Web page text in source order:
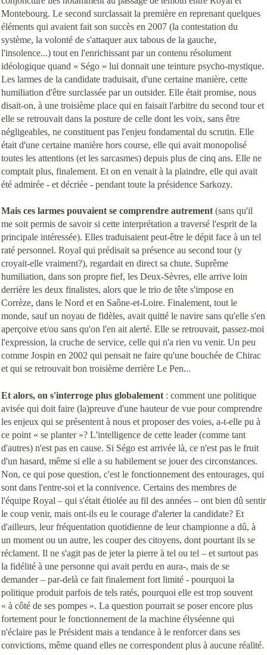
Montebourg. Le second surclassait la première en reprenant quelques
éléments qui avaient fait son succès en 2007 (la contestation du
système, la volonté de s'attaquer aux tabous de la gauche,
l'insolence...) tout en l'enrichissant par un contenu résolument
idéologique quand « Ségo » lui donnait une teinture psycho-mystique.
Les larmes de la candidate traduisait, d'une certaine manière, cette
humiliation d'être surclassée par un outsider. Elle était promise, nous
disait-on, à une troisième place qui en faisait l'arbitre du second tour et
elle se retrouvait dans la posture de celle dont les voix, sans être
négligeables, ne constituent pas l'enjeu fondamental du scrutin. Elle
était d'une certaine manière hors course, elle qui avait monopolisé
toutes les attentions (et les sarcasmes) depuis plus de cinq ans. Elle ne
comptait plus, finalement. Et on en venait à la plaindre, elle qui avait
été admirée - et décriée - pendant toute la présidence Sarkozy.
Mais ces larmes pouvaient se comprendre autrement(sans qu'il
me soit permis de savoir si cette interprétation a traversé l'esprit de la
principale intéressée). Elles traduisaient peut-être le dépit face à un tel
raté personnel. Royal qui prédisait sa présence au second tour (y
croyait-elle vraiment?), regardait en direct sa chute. Suprême
humiliation, dans son propre fief, les Deux-Sèvres, elle arrive loin
derrière les deux finalistes, alors que le trio de tête s'impose en
Corrèze, dans le Nord et en Saône-et-Loire. Finalement, tout le
monde, sauf un noyau de fidèles, avait quitté le navire sans qu'elle s'en
aperçoive et/ou sans qu'on l'en ait alerté. Elle se retrouvait, passez-moi
l'expression, la cruche de service, celle qui n'a rien vu venir. Un peu
comme Jospin en 2002 qui pensait ne faire qu'une bouchée de Chirac
et qui se retrouvait bon troisième derrière Le Pen...
Et alors, on s'interroge plus globalement : comment une politique
avisée qui doit faire (la)preuve d'une hauteur de vue pour comprendre
les enjeux qui se présentent à nous et proposer des voies, a-t-elle pu à
ce point « se planter »? L'intelligence de cette leader (comme tant
d'autres) n'est pas en cause. Si Ségo est arrivée là, ce n'est pas le fruit
d'un hasard, même si elle a su habilement se jouer des circonstances.
Non, ce qui pose question, c'est le fonctionnement des entourages, qui
sont dans l'entre-soi et la connivence. Certains des membres de
l'équipe Royal – qui s'était étiolée au fil des années – ont bien dû sentir
le coup venir, mais ont-ils eu le courage d'alerter la candidate? Et
d'ailleurs, leur fréquentation quotidienne de leur championne a dû, à
un moment ou un autre, les couper des citoyens, dont pourtant ils se
réclament. Il ne s'agit pas de jeter la pierre à tel ou tel – et surtout pas
la fidélité à une personne qui avait perdu en aura-, mais de se
demander – par-delà ce fait finalement fort limité - pourquoi la
politique produit parfois de tels ratés, pourquoi elle est trop souvent
« à côté de ses pompes ». La question pourrait se poser encore plus
fortement pour le fonctionnement de la machine élyséenne qui
n'éclaire pas le Président mais a tendance à le renforcer dans ses
convictions, même quand elles ne correspondent plus à aucune réalité.